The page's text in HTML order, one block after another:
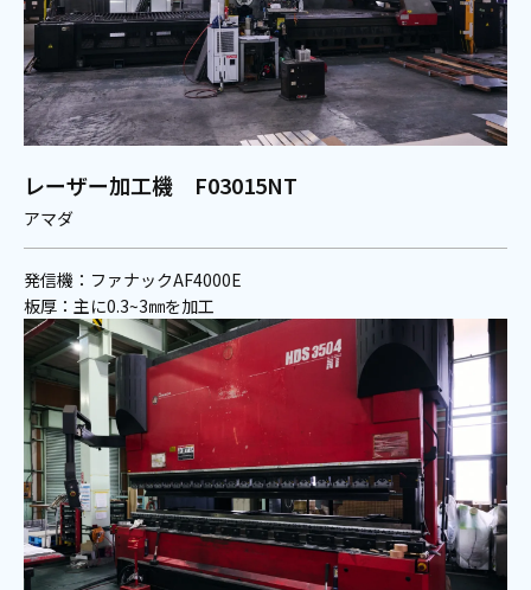
レーザー加工機 F03015NT
アマダ
発信機：ファナックAF4000E
板厚：主に0.3~3㎜を加工